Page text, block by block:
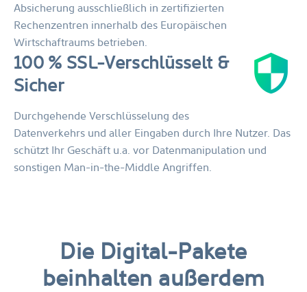
Absicherung ausschließlich in zertifizierten
Rechenzentren innerhalb des Europäischen
Wirtschaftraums betrieben.
100 % SSL-Verschlüsselt &
Sicher
Durchgehende Verschlüsselung des
Datenverkehrs und aller Eingaben durch Ihre Nutzer. Das
schützt Ihr Geschäft u.a. vor Datenmanipulation und
sonstigen Man-in-the-Middle Angriffen.
Die Digital-Pakete
beinhalten außerdem